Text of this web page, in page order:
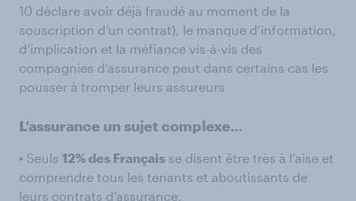
10 déclare avoir déjà fraudé au moment de la
souscription d’un contrat), le manque d’information,
d’implication et la méfiance vis-à-vis des
compagnies d’assurance peut dans certains cas les
pousser à tromper leurs assureurs
L’assurance un sujet complexe...
• Seuls 12% des Français se disent être très à l’aise et
comprendre tous les tenants et aboutissants de
leurs contrats d’assurance.